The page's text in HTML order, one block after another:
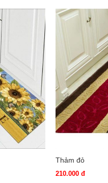
Thảm đỏ
210.000 đ